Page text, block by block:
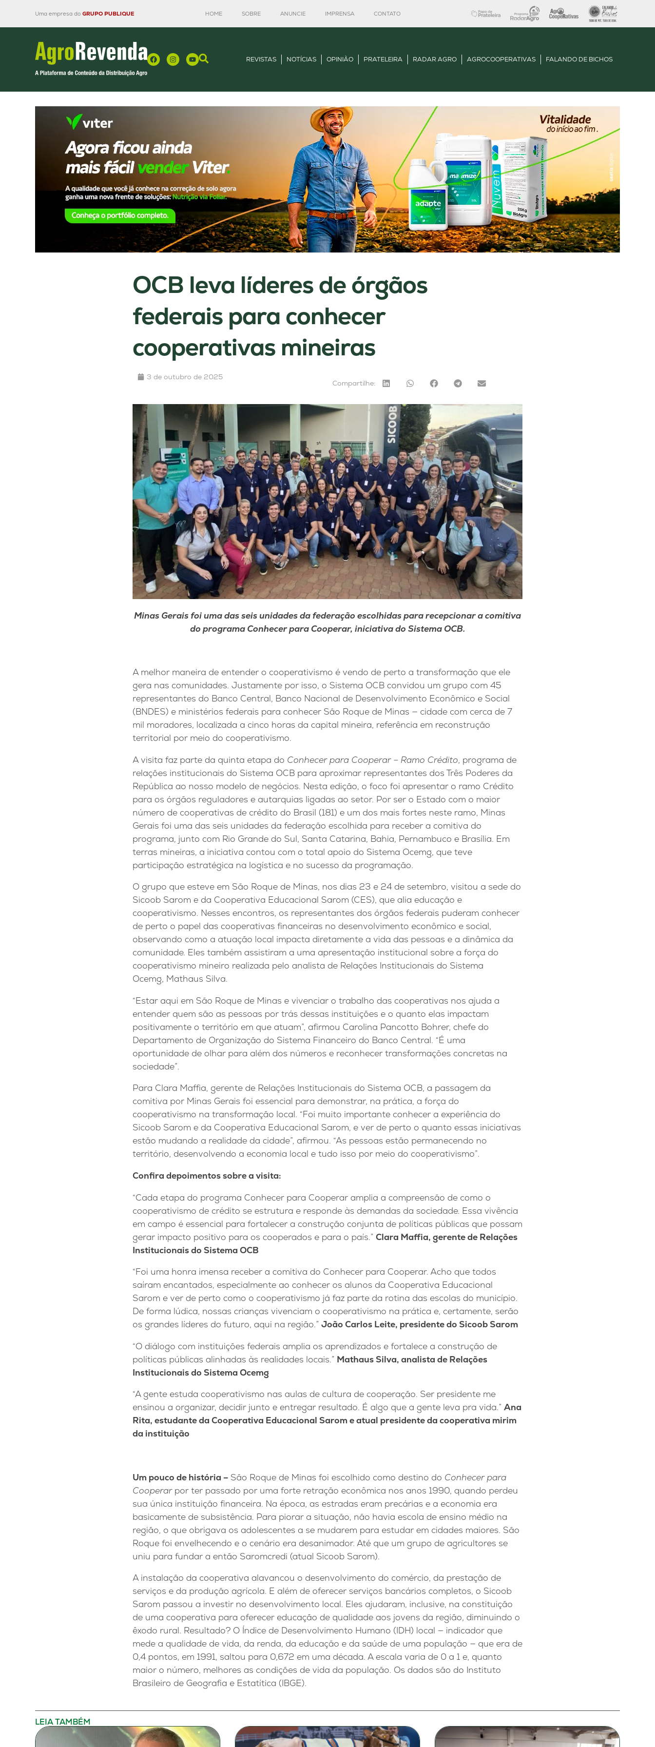
Uma empresa do GRUPO PUBLIQUE HOME SOBRE ANUNCIE IMPRENSA CONTATO
REVISTAS NOTÍCIAS OPINIÃO PRATELEIRA RADAR AGRO AGROCOOPERATIVAS FALANDO DE BICHOS
OCB leva líderes de órgãos
federais para conhecer
cooperativas mineiras
3 de outubro de 2025
Compartilhe:
Minas Gerais foi uma das seis unidades da federação escolhidas para recepcionar a comitiva
do programa Conhecer para Cooperar, iniciativa do Sistema OCB.
A melhor maneira de entender o cooperativismo é vendo de perto a transformação que ele
gera nas comunidades. Justamente por isso, o Sistema OCB convidou um grupo com 45
representantes do Banco Central, Banco Nacional de Desenvolvimento Econômico e Social
(BNDES) e ministérios federais para conhecer São Roque de Minas — cidade com cerca de 7
mil moradores, localizada a cinco horas da capital mineira, referência em reconstrução
territorial por meio do cooperativismo.
A visita faz parte da quinta etapa do Conhecer para Cooperar – Ramo Crédito, programa de
relações institucionais do Sistema OCB para aproximar representantes dos Três Poderes da
República ao nosso modelo de negócios. Nesta edição, o foco foi apresentar o ramo Crédito
para os órgãos reguladores e autarquias ligadas ao setor. Por ser o Estado com o maior
número de cooperativas de crédito do Brasil (181) e um dos mais fortes neste ramo, Minas
Gerais foi uma das seis unidades da federação escolhida para receber a comitiva do
programa, junto com Rio Grande do Sul, Santa Catarina, Bahia, Pernambuco e Brasília. Em
terras mineiras, a iniciativa contou com o total apoio do Sistema Ocemg, que teve
participação estratégica na logística e no sucesso da programação.
O grupo que esteve em São Roque de Minas, nos dias 23 e 24 de setembro, visitou a sede do
Sicoob Sarom e da Cooperativa Educacional Sarom (CES), que alia educação e
cooperativismo. Nesses encontros, os representantes dos órgãos federais puderam conhecer
de perto o papel das cooperativas financeiras no desenvolvimento econômico e social,
observando como a atuação local impacta diretamente a vida das pessoas e a dinâmica da
comunidade. Eles também assistiram a uma apresentação institucional sobre a força do
cooperativismo mineiro realizada pelo analista de Relações Institucionais do Sistema
Ocemg, Mathaus Silva.
“Estar aqui em São Roque de Minas e vivenciar o trabalho das cooperativas nos ajuda a
entender quem são as pessoas por trás dessas instituições e o quanto elas impactam
positivamente o território em que atuam”, afirmou Carolina Pancotto Bohrer, chefe do
Departamento de Organização do Sistema Financeiro do Banco Central. “É uma
oportunidade de olhar para além dos números e reconhecer transformações concretas na
sociedade”.
Para Clara Maffia, gerente de Relações Institucionais do Sistema OCB, a passagem da
comitiva por Minas Gerais foi essencial para demonstrar, na prática, a força do
cooperativismo na transformação local. “Foi muito importante conhecer a experiência do
Sicoob Sarom e da Cooperativa Educacional Sarom, e ver de perto o quanto essas iniciativas
estão mudando a realidade da cidade”, afirmou. “As pessoas estão permanecendo no
território, desenvolvendo a economia local e tudo isso por meio do cooperativismo”.
Confira depoimentos sobre a visita:
“Cada etapa do programa Conhecer para Cooperar amplia a compreensão de como o
cooperativismo de crédito se estrutura e responde às demandas da sociedade. Essa vivência
em campo é essencial para fortalecer a construção conjunta de políticas públicas que possam
gerar impacto positivo para os cooperados e para o país.” Clara Maffia, gerente de Relações
Institucionais do Sistema OCB
“Foi uma honra imensa receber a comitiva do Conhecer para Cooperar. Acho que todos
saíram encantados, especialmente ao conhecer os alunos da Cooperativa Educacional
Sarom e ver de perto como o cooperativismo já faz parte da rotina das escolas do município.
De forma lúdica, nossas crianças vivenciam o cooperativismo na prática e, certamente, serão
os grandes líderes do futuro, aqui na região.” João Carlos Leite, presidente do Sicoob Sarom
“O diálogo com instituições federais amplia os aprendizados e fortalece a construção de
políticas públicas alinhadas às realidades locais.” Mathaus Silva, analista de Relações
Institucionais do Sistema Ocemg
“A gente estuda cooperativismo nas aulas de cultura de cooperação. Ser presidente me
ensinou a organizar, decidir junto e entregar resultado. É algo que a gente leva pra vida.” Ana
Rita, estudante da Cooperativa Educacional Sarom e atual presidente da cooperativa mirim
da instituição
Um pouco de história – São Roque de Minas foi escolhido como destino do Conhecer para
Cooperarpor ter passado por uma forte retração econômica nos anos 1990, quando perdeu
sua única instituição financeira. Na época, as estradas eram precárias e a economia era
basicamente de subsistência. Para piorar a situação, não havia escola de ensino médio na
região, o que obrigava os adolescentes a se mudarem para estudar em cidades maiores. São
Roque foi envelhecendo e o cenário era desanimador. Até que um grupo de agricultores se
uniu para fundar a então Saromcredi (atual Sicoob Sarom).
A instalação da cooperativa alavancou o desenvolvimento do comércio, da prestação de
serviços e da produção agrícola. E além de oferecer serviços bancários completos, o Sicoob
Sarom passou a investir no desenvolvimento local. Eles ajudaram, inclusive, na constituição
de uma cooperativa para oferecer educação de qualidade aos jovens da região, diminuindo o
êxodo rural. Resultado? O Índice de Desenvolvimento Humano (IDH) local — indicador que
mede a qualidade de vida, da renda, da educação e da saúde de uma população — que era de
0,4 pontos, em 1991, saltou para 0,672 em uma década. A escala varia de 0 a 1 e, quanto
maior o número, melhores as condições de vida da população. Os dados são do Instituto
Brasileiro de Geografia e Estatítica (IBGE).
LEIA TAMBÉM